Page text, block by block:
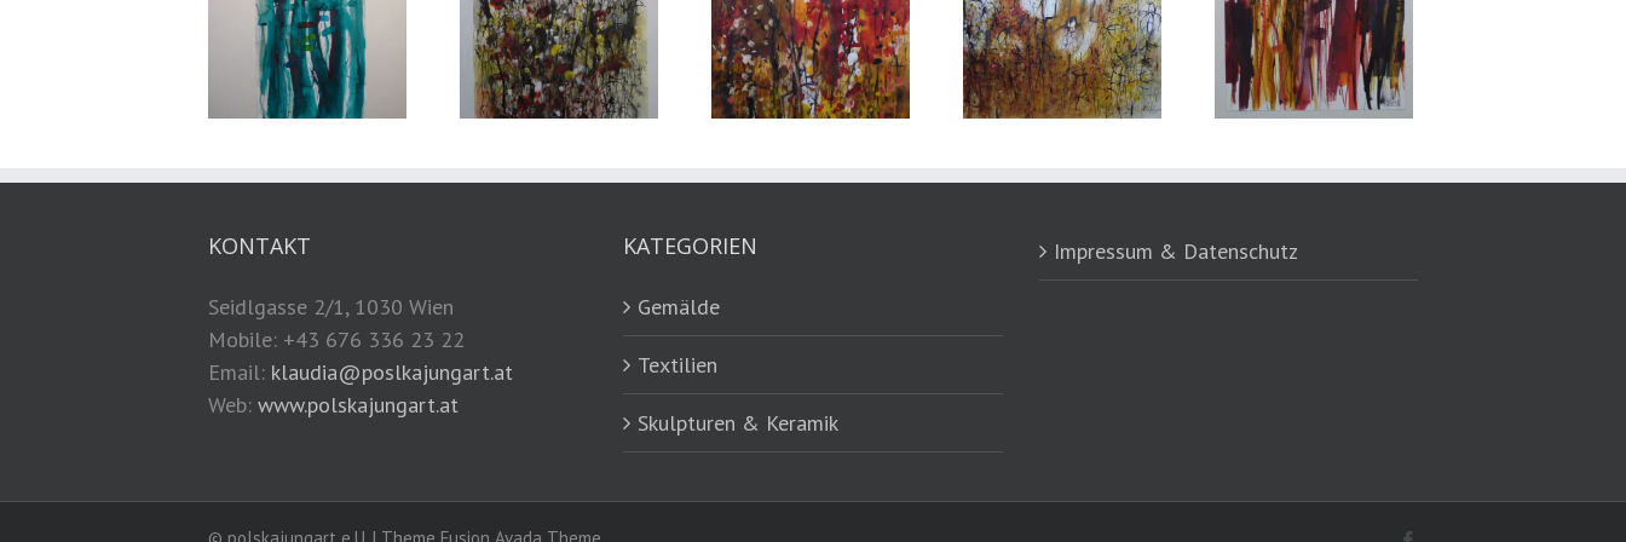
KONTAKT
Seidlgasse 2/1, 1030 Wien
Mobile: +43 676 336 23 22
Email: klaudia@poslkajungart.at
Web: www.polskajungart.at
KATEGORIEN
Gemälde
Textilien
Skulpturen & Keramik
Impressum & Datenschutz